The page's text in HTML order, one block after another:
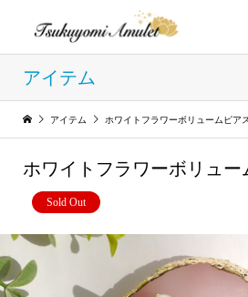
アイテム
アイテム ホワイトフラワーボリュームピアス
ホワイトフラワーボリュー
Sold Out